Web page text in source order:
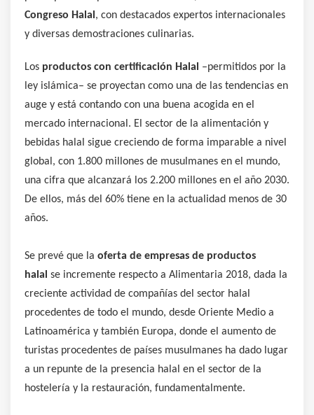
Congreso Halal , con destacados expertos internacionales
y diversas demostraciones culinarias.
Los productos con certificación Halal
–permitidos por la
ley islámica– se proyectan como una de las tendencias en
auge y está contando con una buena acogida en el
mercado internacional. El sector de la alimentación y
bebidas halal sigue creciendo de forma imparable a nivel
global, con 1.800 millones de musulmanes en el mundo,
una cifra que alcanzará los 2.200 millones en el año 2030.
De ellos, más del 60% tiene en la actualidad menos de 30
años.
Se prevé que la oferta de empresas de productos
halal se incremente respecto a Alimentaria 2018, dada la
creciente actividad de compañías del sector halal
procedentes de todo el mundo, desde Oriente Medio a
Latinoamérica y también Europa, donde el aumento de
turistas procedentes de países musulmanes ha dado lugar
a un repunte de la presencia halal en el sector de la
hostelería y la restauración, fundamentalmente.